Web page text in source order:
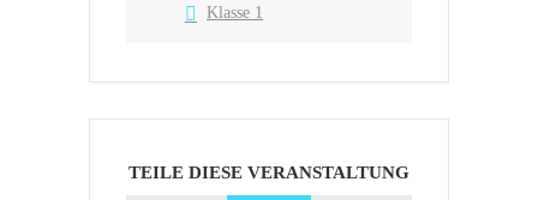
Klasse 1
TEILE DIESE VERANSTALTUNG